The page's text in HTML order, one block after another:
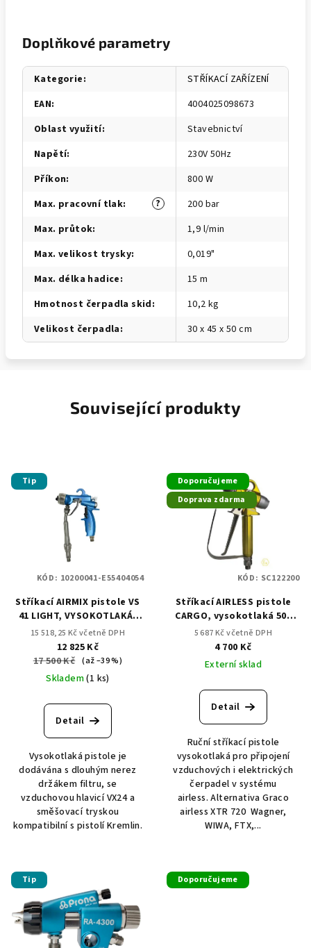
Doplňkové parametry
Kategorie:
STŘÍKACÍ ZAŘÍZENÍ
EAN:
4004025098673
Oblast využití:
Stavebnictví
Napětí:
230V 50Hz
Příkon:
800 W
?
Max. pracovní tlak:
200 bar
Max. průtok:
1,9 l/min
Max. velikost trysky:
0,019"
Max. délka hadice:
15 m
Hmotnost čerpadla skid:
10,2 kg
Velikost čerpadla: 30 x 45 x 50 cm
Související produkty
Tip
Stříkací AIRMIX pistole VS
41 LIGHT, VYSOKOTLAKÁ,
250 bar
15 518,25 Kč včetně DPH
12 825 Kč
17 500 Kč (až –39 %)
Skladem(1 ks)
Detail
Vysokotlaká pistole je
dodávána s dlouhým nerez
držákem filtru, se
vzduchovou hlavicí VX24 a
směšovací tryskou
kompatibilní s pistolí Kremlin.
KÓD: 10200041-E55404054
Doporučujeme
Doprava zdarma
Stříkací AIRLESS pistole
CARGO, vysokotlaká 500
bar
5 687 Kč včetně DPH
4 700 Kč
Externí sklad
Detail
Ruční stříkací pistole
vysokotlaká pro připojení
vzduchových i elektrických
čerpadel v systému
airless. Alternativa Graco
airless XTR 720 Wagner,
WIWA, FTX,...
KÓD: SC122200
Tip Doporučujeme